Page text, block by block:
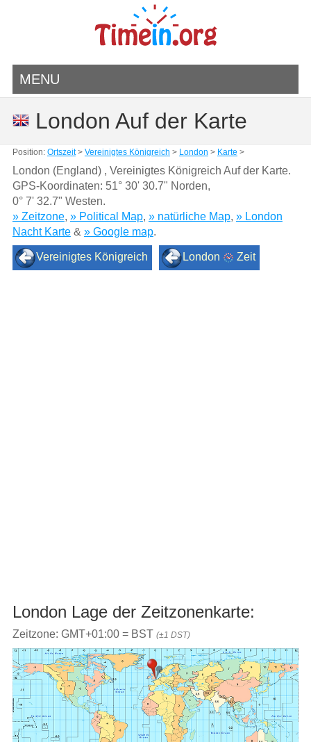
MENU
London Auf der Karte
Position: Ortszeit> Vereinigtes Königreich > London > Karte >
London (England) , Vereinigtes Königreich Auf der Karte.
GPS-Koordinaten: 51° 30' 30.7" Norden,
0° 7' 32.7" Westen.
» Zeitzone, » Political Map, » natürliche Map, » London
Nacht Karte& » Google map.
Vereinigtes Königreich London Zeit
London Lage der Zeitzonenkarte:
Zeitzone: GMT+01:00 = BST (±1 DST)